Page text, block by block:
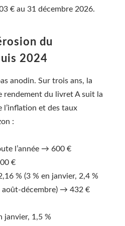
€ au 31 décembre 2026.
du
2024
anodin. Sur trois ans, la
rendement du livret A suit la
l’inflation et des taux
:
l’année → 600 €
€
% (3 % en janvier, 2,4 %
décembre) → 432 €
janvier, 1,5 %